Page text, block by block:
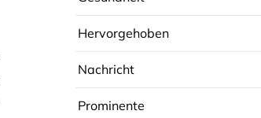
Hervorgehoben
Nachricht
Prominente